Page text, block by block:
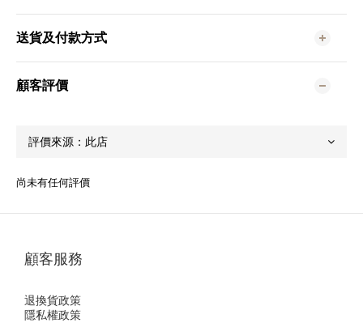
送貨及付款方式
顧客評價
尚未有任何評價
顧客服務
退換貨政策
隱私權政策